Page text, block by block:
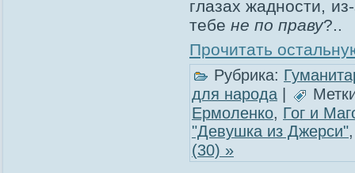
глазах жадности,
тебе не по праву?..
Прочитать
Рубрика:
для народа
Ермоленко, Гог и
"Девушка из Джерси"
(30) »